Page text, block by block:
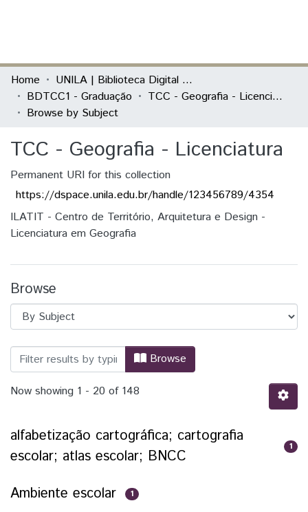
Communities & Collections
All of DSpace
Home
UNILA | Biblioteca Digital de Trabalhos de Conclusão de Curso
BDTCC1 - Graduação
TCC - Geografia - Licenciatura
Browse by Subject
TCC - Geografia - Licenciatura
Permanent URI for this collection
https://dspace.unila.edu.br/handle/123456789/4354
ILATIT - Centro de Território, Arquitetura e Design -
Licenciatura em Geografia
Browse
Browsing TCC - Geografia -
Browse
Now showing 1 - 20 of 148
alfabetização cartográfica; cartografia
escolar; atlas escolar; BNCC
1
Ambiente escolar 1